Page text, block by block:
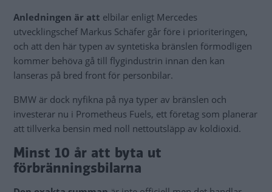
Anledningen är att elbilar enligt Mercedes
utvecklingschef Markus Schäfer går före i prioriteringen,
och att den här typen av syntetiska bränslen förmodligen
kommer behöva gå till flygindustrin innan den kan
lanseras på bred front för personbilar.
BMW är dock nyfikna på nya typer av bränslen och
investerar nu i Prometheus Fuels, ett företag som planerar
att tillverka bensin med noll nettoutsläpp av koldioxid.
Minst 10 år att byta ut
förbränningsbilarna